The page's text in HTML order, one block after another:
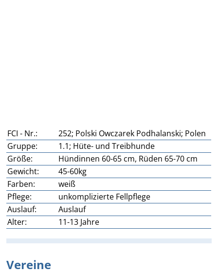
FCI - Nr.:
252; Polski Owczarek Podhalanski; Polen
Gruppe:
1.1; Hüte- und Treibhunde
Größe:
Hündinnen 60-65 cm, Rüden 65-70 cm
Gewicht:
45-60kg
Farben:
weiß
Pflege:
unkomplizierte Fellpflege
Auslauf:
Auslauf
Alter:
11-13 Jahre
Vereine